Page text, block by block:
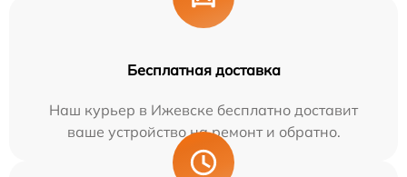
Бесплатная доставка
Наш курьер в Ижевске бесплатно доставит
ваше устройство на ремонт и обратно.